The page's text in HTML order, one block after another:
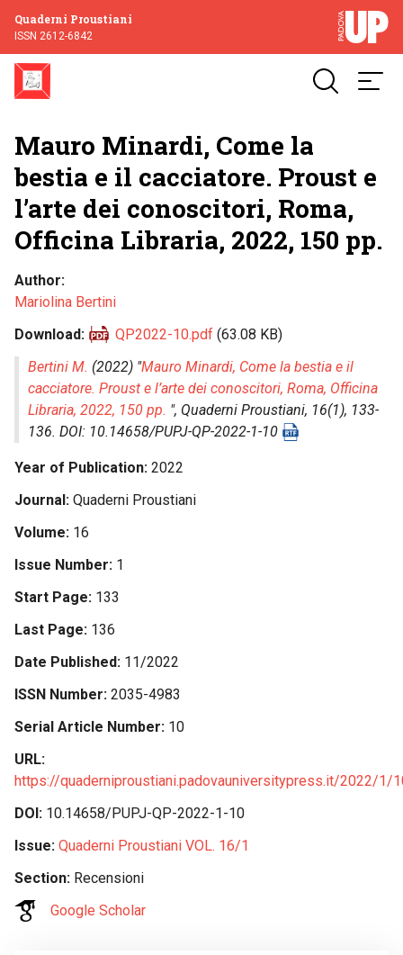
Quaderni Proustiani
ISSN 2612-6842
Mauro Minardi, Come la
bestia e il cacciatore. Proust e
l’arte dei conoscitori, Roma,
Officina Libraria, 2022, 150 pp.
Author
Mariolina Bertini
Download
QP2022-10.pdf (63.08 KB)
Bertini M. (2022) "Mauro Minardi, Come la bestia e il
cacciatore. Proust e l’arte dei conoscitori, Roma, Officina
Libraria, 2022, 150 pp. ", Quaderni Proustiani, 16(1), 133-
136. DOI: 10.14658/PUPJ-QP-2022-1-10
Year of Publication 2022
Journal Quaderni Proustiani
Volume 16
Issue Number 1
Start Page 133
Last Page 136
Date Published 11/2022
ISSN Number 2035-4983
Serial Article Number 10
URL
https://quaderniproustiani.padovauniversitypress.it/2022/1/
DOI 10.14658/PUPJ-QP-2022-1-10
Issue Quaderni Proustiani VOL. 16/1
Section Recensioni
Google Scholar